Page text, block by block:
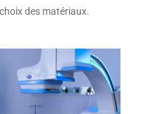
des matériaux.